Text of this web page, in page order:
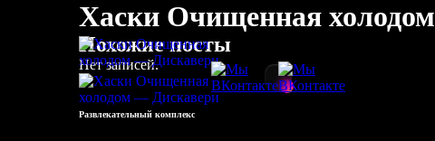
Развлекательный комплекс
Хаски Очищенная холодом
Похожие посты
Нет записей.